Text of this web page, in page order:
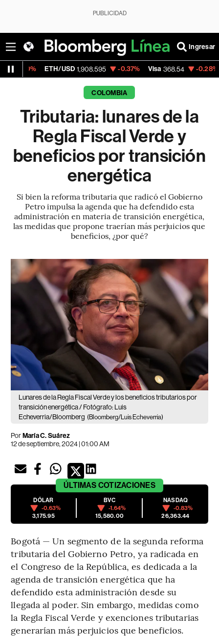
PUBLICIDAD
Ingresar
ETH/USD 1,908.595 -0.37% Visa 368.54 -0.28%
COLOMBIA
Tributaria: lunares de la
Regla Fiscal Verde y
beneficios por transición
energética
Si bien la reforma tributaria que radicó el Gobierno
Petro impulsa la agenda que ha defendido esta
administración en materia de transición energética,
las medidas que propone traerían más perjuicios que
beneficios, ¿por qué?
Lunares de la Regla Fiscal Verde y los beneficios tributarios por
transición energética / Fotógrafo: Luis
Echeverria/Bloomberg (Bloomberg/Luis Echeverria)
PorMaría C. Suárez
12 de septiembre, 2024 | 01:00 AM
ÚLTIMAS COTIZACIONES
DÓLAR
-0.63%
3,175.95
BVC
-1.64%
15,580.00
NASDAQ
-0.83%
26,363.44
Bogotá — Un segmento de la segunda reforma
tributaria del Gobierno Petro, ya radicada en
el Congreso de la República, es dedicada a la
agenda de transición energética que ha
defendido esta administración desde su
llegada al poder. Sin embargo, medidas como
la Regla Fiscal Verde y exenciones tributarias
generarían más perjuicios que beneficios.